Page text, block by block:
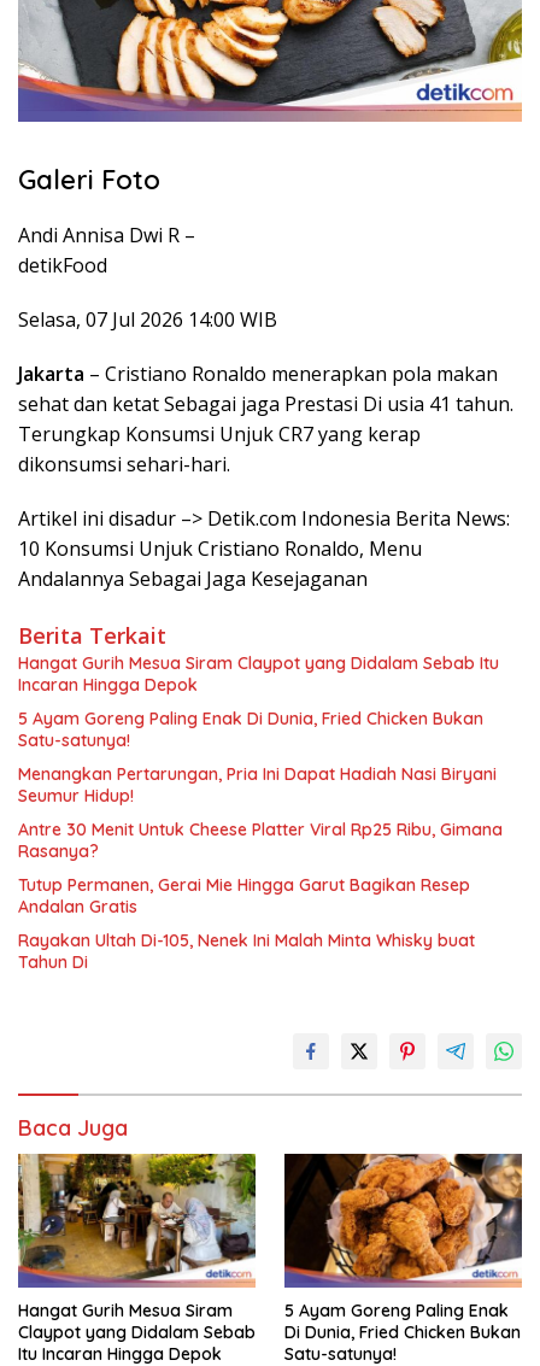
Galeri Foto
Andi Annisa Dwi R –
detikFood
Selasa, 07 Jul 2026 14:00 WIB
Jakarta – Cristiano Ronaldo menerapkan pola makan
sehat dan ketat Sebagai jaga Prestasi Di usia 41 tahun.
Terungkap Konsumsi Unjuk CR7 yang kerap
dikonsumsi sehari-hari.
Artikel ini disadur –> Detik.com Indonesia Berita News:
10 Konsumsi Unjuk Cristiano Ronaldo, Menu
Andalannya Sebagai Jaga Kesejaganan
Berita Terkait
Hangat Gurih Mesua Siram Claypot yang Didalam Sebab Itu
Incaran Hingga Depok
5 Ayam Goreng Paling Enak Di Dunia, Fried Chicken Bukan
Satu-satunya!
Menangkan Pertarungan, Pria Ini Dapat Hadiah Nasi Biryani
Seumur Hidup!
Antre 30 Menit Untuk Cheese Platter Viral Rp25 Ribu, Gimana
Rasanya?
Tutup Permanen, Gerai Mie Hingga Garut Bagikan Resep
Andalan Gratis
Rayakan Ultah Di-105, Nenek Ini Malah Minta Whisky buat
Tahun Di
Baca Juga
Hangat Gurih Mesua Siram
Claypot yang Didalam Sebab
Itu Incaran Hingga Depok
5 Ayam Goreng Paling Enak
Di Dunia, Fried Chicken Bukan
Satu-satunya!